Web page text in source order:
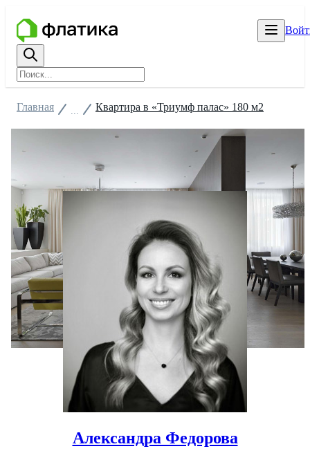
Главная Квартира в «Триумф палас» 180 м2
Александра Федорова